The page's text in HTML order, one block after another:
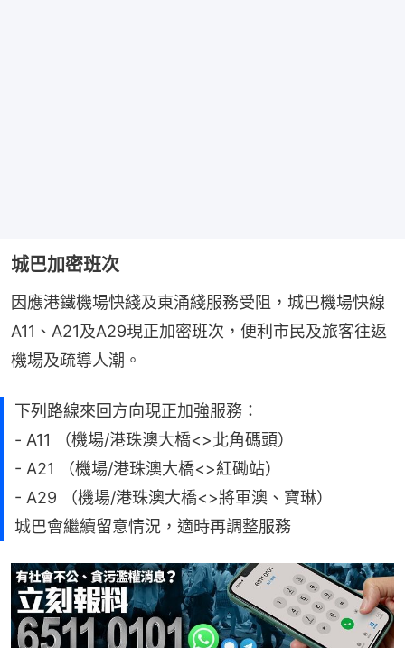
城巴加密班次
因應港鐵機場快綫及東涌綫服務受阻，城巴機場快線
A11、A21及A29現正加密班次，便利市民及旅客往返
機場及疏導人潮。
下列路線來回方向現正加強服務：
- A11 （機場/港珠澳大橋<>北角碼頭）
- A21 （機場/港珠澳大橋<>紅磡站）
- A29 （機場/港珠澳大橋<>將軍澳、寶琳）
城巴會繼續留意情況，適時再調整服務